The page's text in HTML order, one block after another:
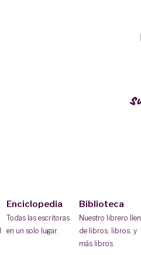
Enciclopedia
Todas las escritoras
en un solo lugar.
Biblioteca
Nuestro librero
de libros, libros, y
más libros.